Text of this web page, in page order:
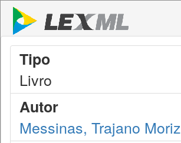
Tipo
Livro
Autor
Messinas, Trajano Moriz